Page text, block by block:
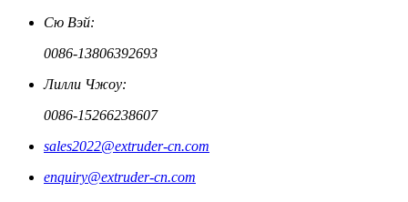
Сю Вэй:
0086-13806392693
Лилли Чжоу:
0086-15266238607
sales2022@extruder-cn.com
enquiry@extruder-cn.com